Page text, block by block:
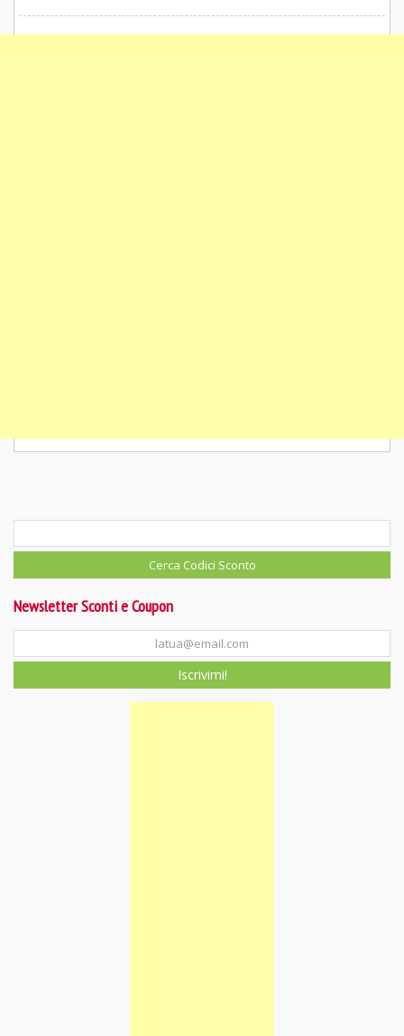
Newsletter Sconti e Coupon
Iscrivimi!